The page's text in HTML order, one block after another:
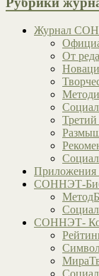
Журнал
От
Третий
СОННЭТ-
СОННЭТ-